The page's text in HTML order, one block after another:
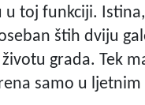
toj funkciji.
štih dviju
grada. Tek
samo u ljetnim